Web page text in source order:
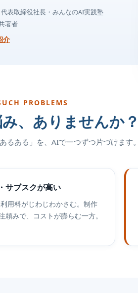
表取締役社長・みんなのAI実践塾
著者
介
PROBLEMS
、ありませんか？
るある」を、AIで一つずつ片づけます。
サブスクが高い
用料がじわじわかさむ。制作
頼みで、コストが膨らむ一方。